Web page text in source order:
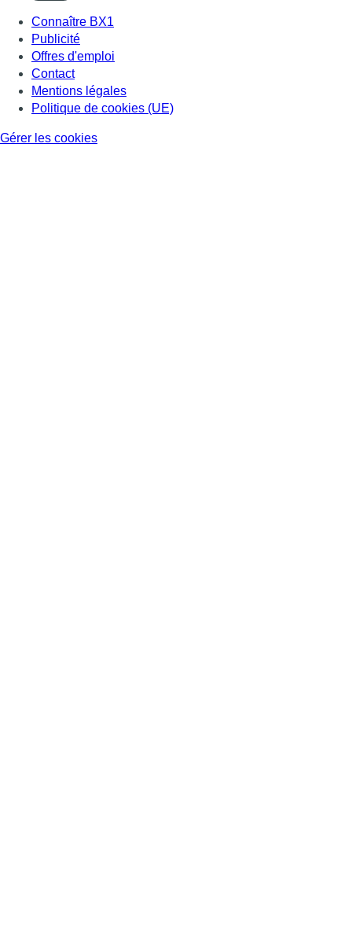
Connaître BX1
Publicité
Offres d'emploi
Contact
Mentions légales
Politique de cookies (UE)
Gérer les cookies